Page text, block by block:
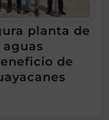
planta de
de